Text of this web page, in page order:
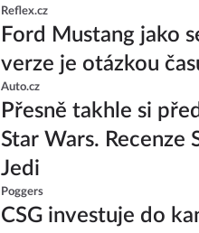
Reflex.cz
Ford Mustang jako
verze je otázkou
Auto.cz
Přesně takhle si
Star Wars. Recenze
Jedi
Poggers
CSG investuje do